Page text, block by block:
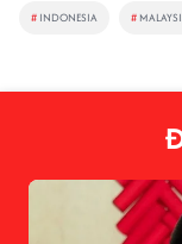
# INDONESIA #